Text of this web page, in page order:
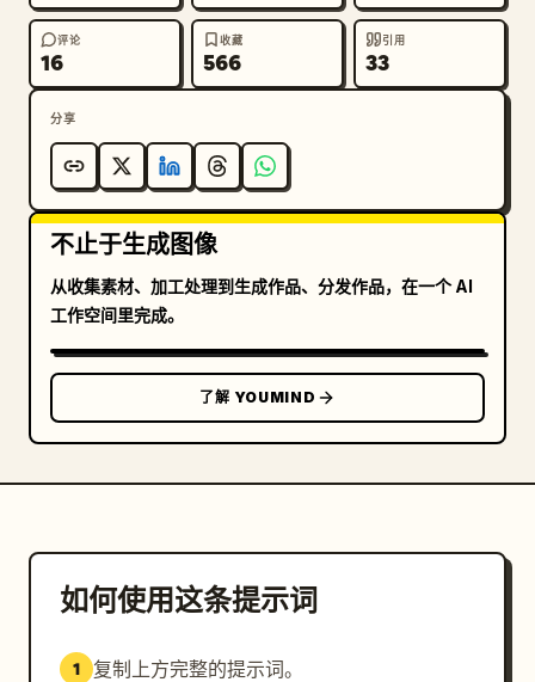
评论
16
收藏
566
引用
33
分享
不止于生成图像
从收集素材、加工处理到生成作品、分发作品，在一个 AI
工作空间里完成。
了解 YOUMIND
如何使用这条提示词
1 复制上方完整的提示词。